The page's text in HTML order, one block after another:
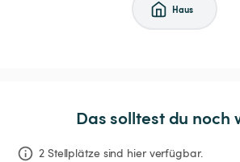
Haus
Das solltest du noch
2 Stellplätze sind hier verfügbar.